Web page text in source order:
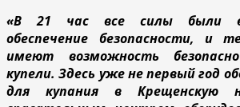
«В 21 час все силы были
обеспечение безопасности, и
имеют возможность
купели. Здесь уже не первый год
для купания в Крещенскую